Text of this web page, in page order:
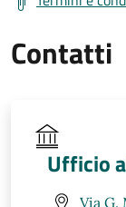
Contatti
Ufficio
Via G.